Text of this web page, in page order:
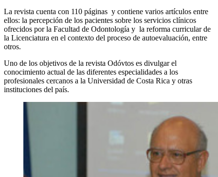
La revista cuenta con 110 páginas y contiene varios artículos entre
ellos: la percepción de los pacientes sobre los servicios clínicos
ofrecidos por la Facultad de Odontología y la reforma curricular de
la Licenciatura en el contexto del proceso de autoevaluación, entre
otros.
Uno de los objetivos de la revista Odóvtos es divulgar el
conocimiento actual de las diferentes especialidades a los
profesionales cercanos a la Universidad de Costa Rica y otras
instituciones del país.